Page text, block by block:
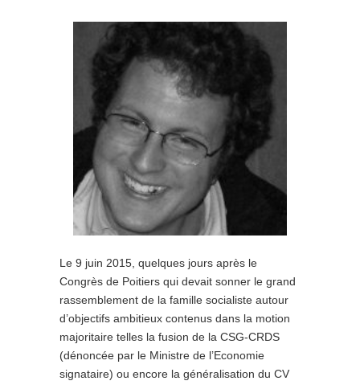
Le 9 juin 2015, quelques jours après le
Congrès de Poitiers qui devait sonner le grand
rassemblement de la famille socialiste autour
d’objectifs ambitieux contenus dans la motion
majoritaire telles la fusion de la CSG-CRDS
(dénoncée par le Ministre de l’Economie
signataire) ou encore la généralisation du CV